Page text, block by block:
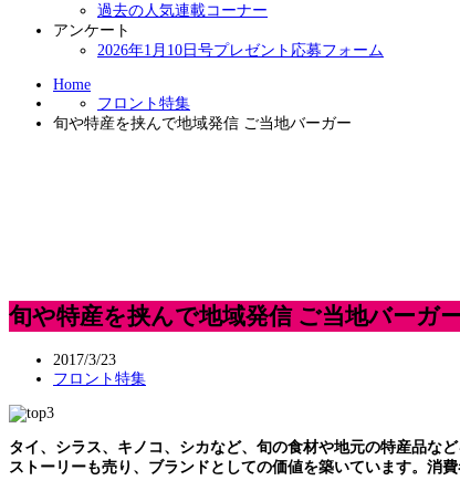
過去の人気連載コーナー
アンケート
2026年1月10日号プレゼント応募フォーム
Home
フロント特集
旬や特産を挟んで地域発信 ご当地バーガー
旬や特産を挟んで地域発信 ご当地バーガ
2017/3/23
フロント特集
タイ、シラス、キノコ、シカなど、旬の食材や地元の特産品な
ストーリーも売り、ブランドとしての価値を築いています。消